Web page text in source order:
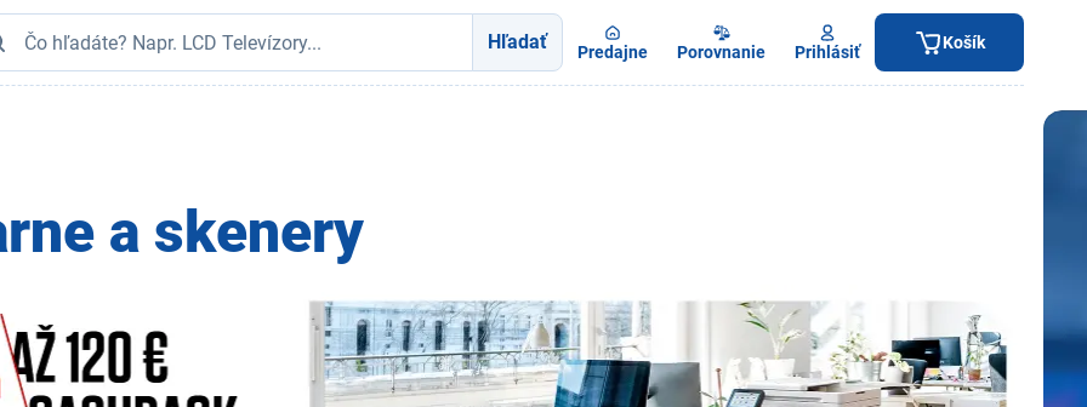
Hľadať Predajne Porovnanie Prihlásiť Košík
a skenery